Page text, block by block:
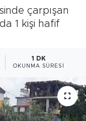
çarpışan
1 kişi hafif
1 DK
OKUNMA SÜRESI